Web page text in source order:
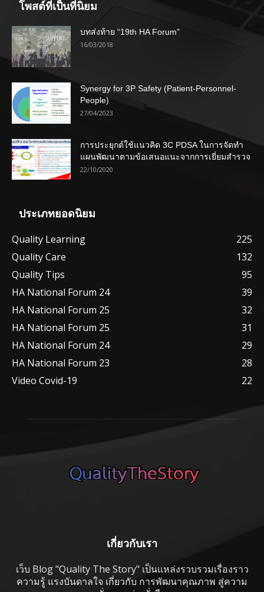
โพสต์ที่เป็นที่นิยม
บทส่งท้าย “19th HA Forum”
16/03/2018
Synergy for 3P Safety (Patient-Personnel-
People)
27/04/2023
การประยุกต์ใช้แนวคิด 3C PDSA ในการจัดทำ
แผนพัฒนาตามข้อเสนอแนะจากการเยี่ยมสำรวจ
22/10/2020
ประเภทยอดนิยม
Quality Learning
225
Quality Care
132
Quality Tips
95
HA National Forum 24
39
HA National Forum 25
32
HA National Forum 25
31
HA National Forum 24
29
HA National Forum 23
28
Video Covid-19
22
เกี่ยวกับเรา
เว็บ Blog "Quality The Story" เป็นแหล่งรวบรวมเรื่องราว
ความรู้ แรงบันดาลใจ เกี่ยวกับ การพัฒนาคุณภาพ สู่ความ